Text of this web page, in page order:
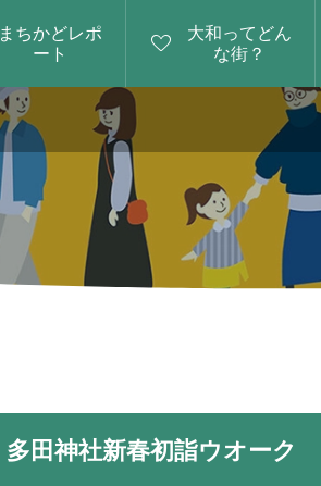
まちかどレポ
ート

大和ってどん
な街？
多田神社新春初詣ウオーク